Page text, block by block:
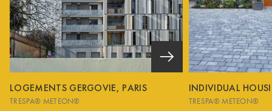
LOGEMENTS GERGOVIE, PARIS
TRESPA® METEON®
INDIVIDUAL
TRESPA® METEON®